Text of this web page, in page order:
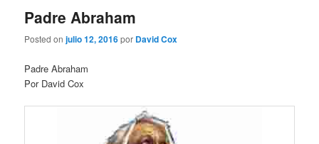
Padre Abraham
Posted onjulio 12, 2016por David Cox
Padre Abraham
Por David Cox